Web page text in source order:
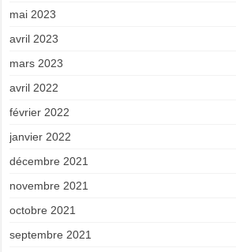
mai 2023
avril 2023
mars 2023
avril 2022
février 2022
janvier 2022
décembre 2021
novembre 2021
octobre 2021
septembre 2021